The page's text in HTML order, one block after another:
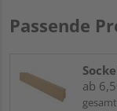
Passende
ab